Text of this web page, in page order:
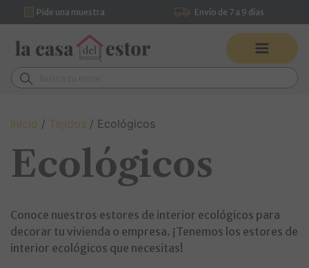
Pide una muestra Envío de 7 a 9 días
Pídenos asesoramiento por
Saltar al contenido
Navegación principal
Buscar:
Inicio / Tejidos / Ecológicos
Ecológicos
Conoce nuestros estores de interior ecológicos para
decorar tu vivienda o empresa. ¡Tenemos los estores de
interior ecológicos que necesitas!